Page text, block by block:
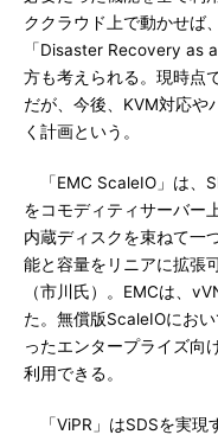
ククラウド上で動かせば
「Disaster Recovery as
方も考えられる。現時点
だが、今後、KVM対応や
く計画という。
「EMC ScaleIO」は、
をコモディティサーバー
内蔵ディスクを束ねて一
能と容量をリニアに拡張
（市川氏）。EMCは、
た。無償版ScaleIOにお
ったエンタープライズ向
利用できる。
「ViPR」はSDSを実現